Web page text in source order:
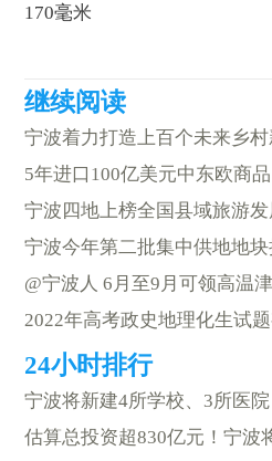
170毫米
宁波着力打造上百个未来乡村
5年进口100亿美元中东欧商
宁波四地上榜全国县域旅游
宁波今年第二批集中供地地块
@宁波人 6月至9月可领高温
2022年高考政史地理化生试